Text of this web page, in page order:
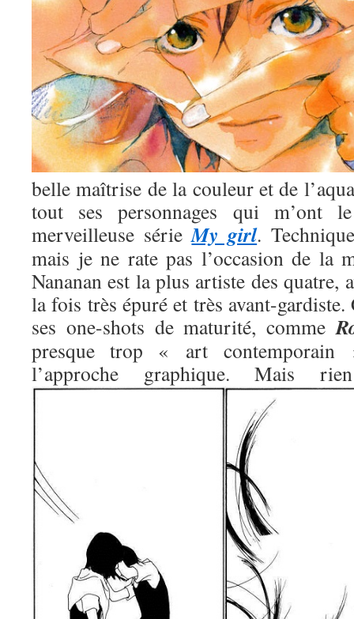
belle maîtrise de la couleur et de
tout ses personnages qui m’ont
merveilleuse sérieMy girl.
mais je ne rate pas l’occasion de la
Nananan est la plus artiste des quatre,
la fois très épuré et très avant-
ses one-shots de maturité, comme
presque trop « art contemporain
l’approche graphique. Mais